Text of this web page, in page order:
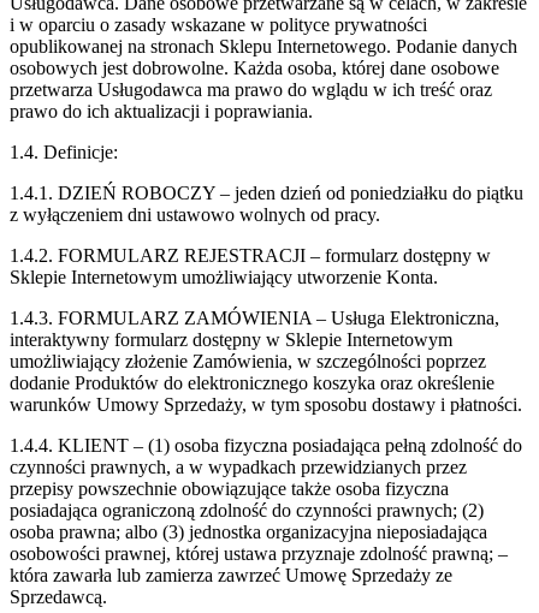
i w oparciu o zasady wskazane w polityce prywatności
opublikowanej na stronach Sklepu Internetowego. Podanie danych
osobowych jest dobrowolne. Każda osoba, której dane osobowe
przetwarza Usługodawca ma prawo do wglądu w ich treść oraz
prawo do ich aktualizacji i poprawiania.
1.4. Definicje:
1.4.1. DZIEŃ ROBOCZY – jeden dzień od poniedziałku do piątku
z wyłączeniem dni ustawowo wolnych od pracy.
1.4.2. FORMULARZ REJESTRACJI – formularz dostępny w
Sklepie Internetowym umożliwiający utworzenie Konta.
1.4.3. FORMULARZ ZAMÓWIENIA – Usługa Elektroniczna,
interaktywny formularz dostępny w Sklepie Internetowym
umożliwiający złożenie Zamówienia, w szczególności poprzez
dodanie Produktów do elektronicznego koszyka oraz określenie
warunków Umowy Sprzedaży, w tym sposobu dostawy i płatności.
1.4.4. KLIENT – (1) osoba fizyczna posiadająca pełną zdolność do
czynności prawnych, a w wypadkach przewidzianych przez
przepisy powszechnie obowiązujące także osoba fizyczna
posiadająca ograniczoną zdolność do czynności prawnych; (2)
osoba prawna; albo (3) jednostka organizacyjna nieposiadająca
osobowości prawnej, której ustawa przyznaje zdolność prawną; –
która zawarła lub zamierza zawrzeć Umowę Sprzedaży ze
Sprzedawcą.